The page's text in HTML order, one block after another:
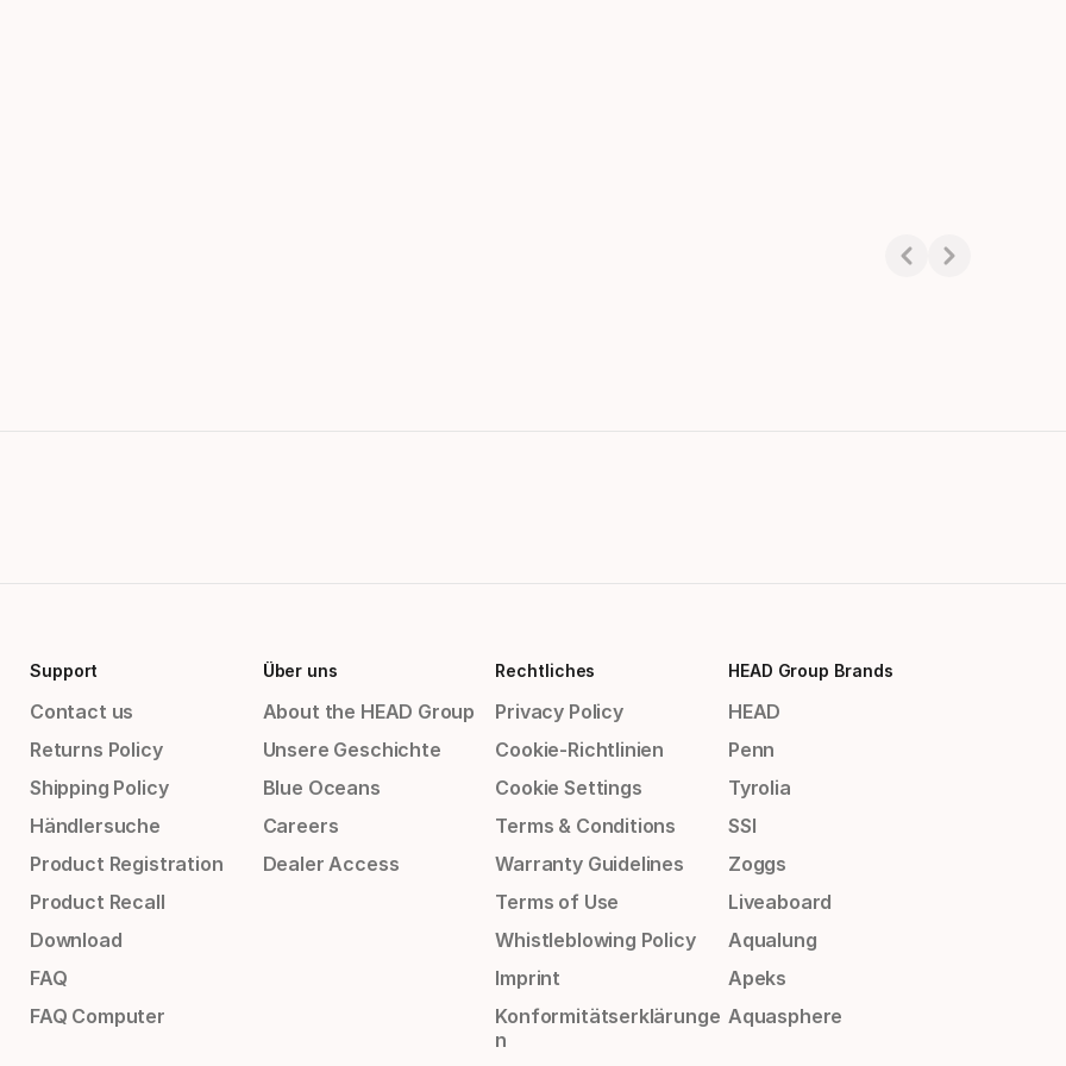
Support
Contact us
Returns Policy
Shipping Policy
Händlersuche
Product Registration
Product Recall
Download
FAQ
FAQ Computer
Über uns
About the HEAD Group
Unsere Geschichte
Blue Oceans
Careers
Dealer Access
Rechtliches
Privacy Policy
Cookie-Richtlinien
Cookie Settings
Terms & Conditions
Warranty Guidelines
Terms of Use
Whistleblowing Policy
Imprint
Konformitätserklärunge
n
HEAD Group Brands
HEAD
Penn
Tyrolia
SSI
Zoggs
Liveaboard
Aqualung
Apeks
Aquasphere